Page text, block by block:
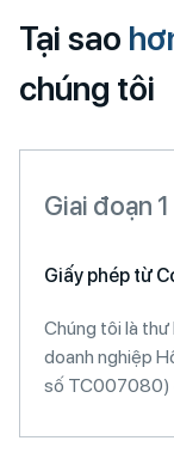
Tại sao
chúng tôi
Giai đoạn
Giấy phép từ
Chúng tôi là
doanh nghiệp
số TC007080)